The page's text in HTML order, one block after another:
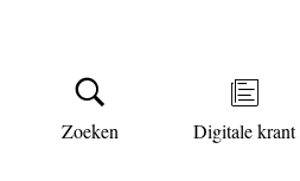
Zoeken Digitale krant